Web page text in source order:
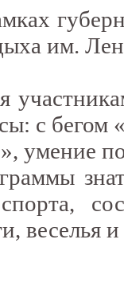
им.
с
умение
веселья